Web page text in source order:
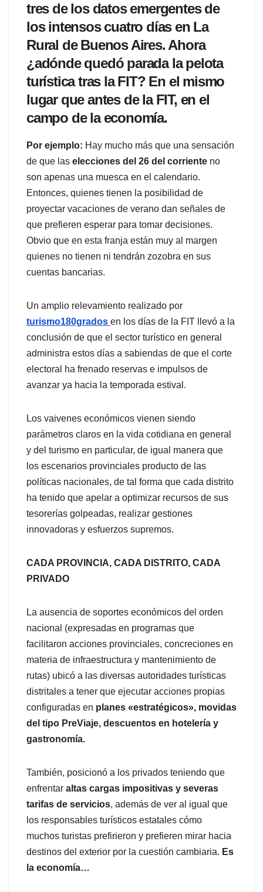
tres de los datos emergentes de
los intensos cuatro días en La
Rural de Buenos Aires. Ahora
¿adónde quedó parada la pelota
turística tras la FIT? En el mismo
lugar que antes de la FIT, en el
campo de la economía.
Por ejemplo: Hay mucho más que una sensación
de que las elecciones del 26 del corriente no
son apenas una muesca en el calendario.
Entonces, quienes tienen la posibilidad de
proyectar vacaciones de verano dan señales de
que prefieren esperar para tomar decisiones.
Obvio que en esta franja están muy al margen
quienes no tienen ni tendrán zozobra en sus
cuentas bancarias.
Un amplio relevamiento realizado por
turismo180grados en los días de la FIT llevó a la
conclusión de que el sector turístico en general
administra estos días a sabiendas de que el corte
electoral ha frenado reservas e impulsos de
avanzar ya hacia la temporada estival.
Los vaivenes económicos vienen siendo
parámetros claros en la vida cotidiana en general
y del turismo en particular, de igual manera que
los escenarios provinciales producto de las
políticas nacionales, de tal forma que cada distrito
ha tenido que apelar a optimizar recursos de sus
tesorerías golpeadas, realizar gestiones
innovadoras y esfuerzos supremos.
CADA PROVINCIA, CADA DISTRITO, CADA
PRIVADO
La ausencia de soportes económicos del orden
nacional (expresadas en programas que
facilitaron acciones provinciales, concreciones en
materia de infraestructura y mantenimiento de
rutas) ubicó a las diversas autoridades turísticas
distritales a tener que ejecutar acciones propias
configuradas en planes «estratégicos», movidas
del tipo PreViaje, descuentos en hotelería y
gastronomía.
También, posicionó a los privados teniendo que
enfrentar altas cargas impositivas y severas
tarifas de servicios, además de ver al igual que
los responsables turísticos estatales cómo
muchos turistas prefirieron y prefieren mirar hacia
destinos del exterior por la cuestión cambiaria. Es
la economía…